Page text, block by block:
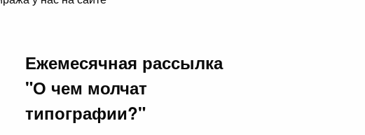
Ежемесячная рассылка
"О чем молчат
типографии?"